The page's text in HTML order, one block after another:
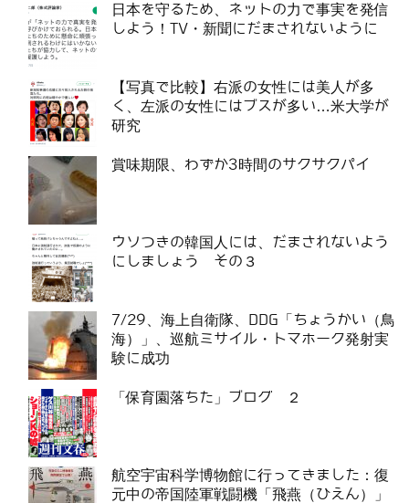
日本を守るため、ネットの力で事実を発信
しよう！TV・新聞にだまされないように
【写真で比較】右派の女性には美人が多
く、左派の女性にはブスが多い…米大学が
研究
賞味期限、わずか3時間のサクサクパイ
ウソつきの韓国人には、だまされないよう
にしましょう その３
7/29、海上自衛隊、DDG「ちょうかい（鳥
海）」、巡航ミサイル・トマホーク発射実
験に成功
「保育園落ちた」ブログ ２
航空宇宙科学博物館に行ってきました：復
元中の帝国陸軍戦闘機「飛燕（ひえん）」